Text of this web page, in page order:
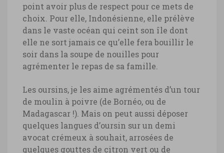
Gili Meno, pêcheuse d’oursins
Gili Meno, pêcheuse d’oursins © Marie-
Ange Ostré
Gili Meno, plage
Gili Meno, plage © Marie-Ange Ostré
point avoir plus de respect pour ce mets de
choix. Pour elle, Indonésienne, elle prélève
dans le vaste océan qui ceint son île dont
elle ne sort jamais ce qu’elle fera bouillir le
soir dans la soupe de nouilles pour
agrémenter le repas de sa famille.
Les oursins, je les aime agrémentés d’un tour
de moulin à poivre (de Bornéo, ou de
Madagascar !). Mais on peut aussi déposer
quelques langues d’oursin sur un demi
avocat crémeux à souhait, arrosées de
quelques gouttes de citron vert ou de